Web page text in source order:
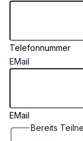
Telefonnummer
EMail
EMail
Bereits